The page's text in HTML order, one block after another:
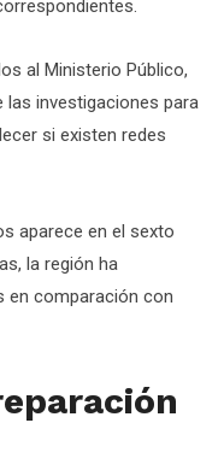
al Ministerio Público,
investigaciones para
si existen redes
aparece en el sexto
la región ha
en comparación con